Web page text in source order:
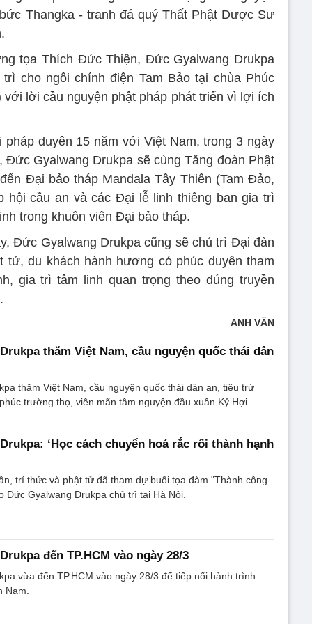
Thangka - tranh đá quý Thất Phật Dược Sư
tọa Thích Đức Thiện, Đức Gyalwang Drukpa
cho ngôi chính điện Tam Bảo tại chùa Phúc
lời cầu nguyện phật pháp phát triển vì lợi ích
duyên 15 năm với Việt Nam, trong 3 ngày
Đức Gyalwang Drukpa sẽ cùng Tăng đoàn Phật
Đại bảo tháp Mandala Tây Thiên (Tam Đảo,
hội cầu an và các Đại lễ linh thiêng ban gia trì
trong khuôn viên Đại bảo tháp.
Đức Gyalwang Drukpa cũng sẽ chủ trì Đại đàn
tử, du khách hành hương có phúc duyên tham
gia trì tâm linh quan trọng theo đúng truyền
ANH VĂN
thăm Việt Nam, cầu nguyện quốc thái dân
thăm Việt Nam, cầu nguyện quốc thái dân an, tiêu trừ
trường thọ, viên mãn tâm nguyện đầu xuân Kỷ Hợi.
‘Học cách chuyển hoá rắc rối thành hạnh
trí thức và phật tử đã tham dự buổi tọa đàm "Thành công
Đức Gyalwang Drukpa chủ trì tại Hà Nội.
đến TP.HCM vào ngày 28/3
vừa đến TP.HCM vào ngày 28/3 để tiếp nối hành trình
Nam.